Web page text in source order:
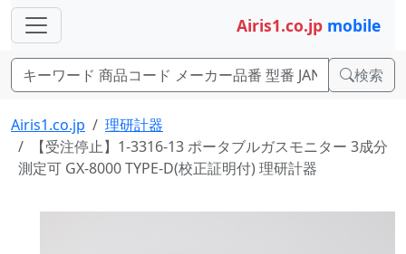
Airis1.co.jp mobile
検索
Airis1.co.jp
理研計器
【受注停止】1-3316-13 ポータブルガスモニター 3成分
測定可 GX-8000 TYPE-D(校正証明付) 理研計器